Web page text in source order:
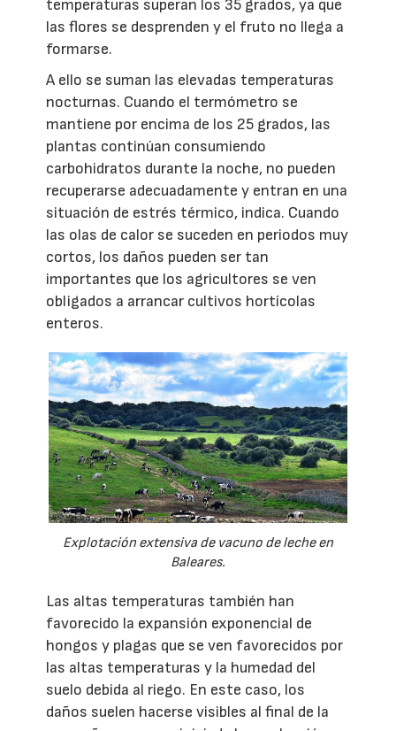
temperaturas superan los 35 grados, ya que
las flores se desprenden y el fruto no llega a
formarse.
A ello se suman las elevadas temperaturas
nocturnas. Cuando el termómetro se
mantiene por encima de los 25 grados, las
plantas continúan consumiendo
carbohidratos durante la noche, no pueden
recuperarse adecuadamente y entran en una
situación de estrés térmico, indica. Cuando
las olas de calor se suceden en periodos muy
cortos, los daños pueden ser tan
importantes que los agricultores se ven
obligados a arrancar cultivos hortícolas
enteros.
Explotación extensiva de vacuno de leche en
Baleares.
Las altas temperaturas también han
favorecido la expansión exponencial de
hongos y plagas que se ven favorecidos por
las altas temperaturas y la humedad del
suelo debida al riego. En este caso, los
daños suelen hacerse visibles al final de la